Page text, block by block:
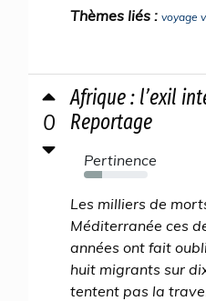
Thèmes liés : voyage
0
Afrique : l’exil
Reportage
Pertinence
28%
Les milliers de
Méditerranée ces
années ont fait
huit migrants sur
tentent pas la